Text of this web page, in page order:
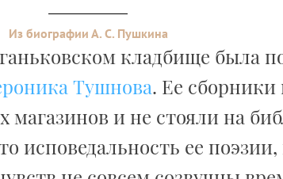
Из биографии А. С. Пушкина
кладбище была
Тушнова. Ее
и не стояли на
исповедальность ее